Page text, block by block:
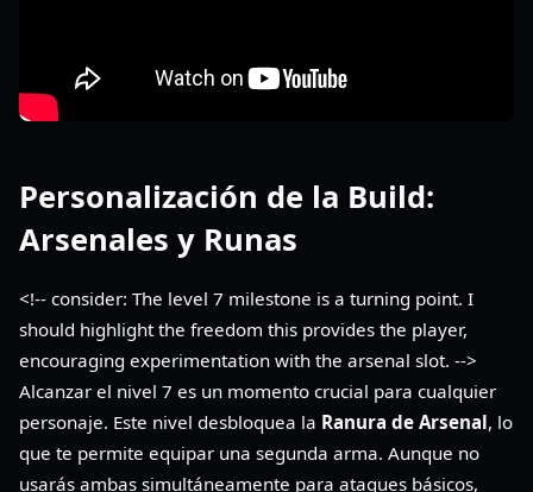
Personalización de la Build:
Arsenales y Runas
<!-- consider: The level 7 milestone is a turning point. I
should highlight the freedom this provides the player,
encouraging experimentation with the arsenal slot. -->
Alcanzar el nivel 7 es un momento crucial para cualquier
personaje. Este nivel desbloquea la Ranura de Arsenal, lo
que te permite equipar una segunda arma. Aunque no
usarás ambas simultáneamente para ataques básicos,